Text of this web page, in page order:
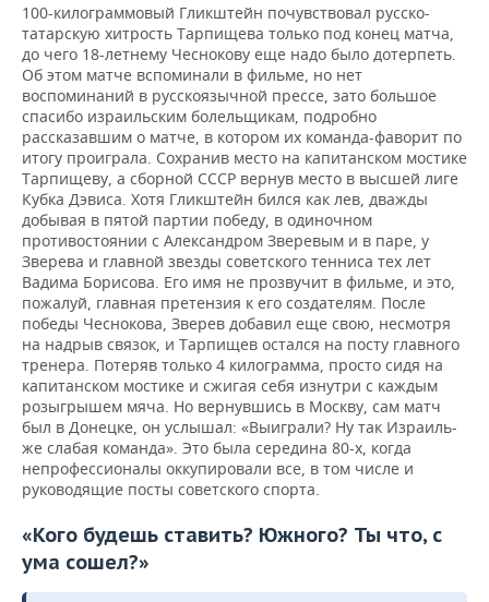
100-килограммовый Гликштейн почувствовал русско-
татарскую хитрость Тарпищева только под конец матча,
до чего 18-летнему Чеснокову еще надо было дотерпеть.
Об этом матче вспоминали в фильме, но нет
воспоминаний в русскоязычной прессе, зато большое
спасибо израильским болельщикам, подробно
рассказавшим о матче, в котором их команда-фаворит по
итогу проиграла. Сохранив место на капитанском мостике
Тарпищеву, а сборной СССР вернув место в высшей лиге
Кубка Дэвиса. Хотя Гликштейн бился как лев, дважды
добывая в пятой партии победу, в одиночном
противостоянии с Александром Зверевым и в паре, у
Зверева и главной звезды советского тенниса тех лет
Вадима Борисова. Его имя не прозвучит в фильме, и это,
пожалуй, главная претензия к его создателям. После
победы Чеснокова, Зверев добавил еще свою, несмотря
на надрыв связок, и Тарпищев остался на посту главного
тренера. Потеряв только 4 килограмма, просто сидя на
капитанском мостике и сжигая себя изнутри с каждым
розыгрышем мяча. Но вернувшись в Москву, сам матч
был в Донецке, он услышал: «Выиграли? Ну так Израиль-
же слабая команда». Это была середина 80-х, когда
непрофессионалы оккупировали все, в том числе и
руководящие посты советского спорта.
«Кого будешь ставить? Южного? Ты что, с
ума сошел?»